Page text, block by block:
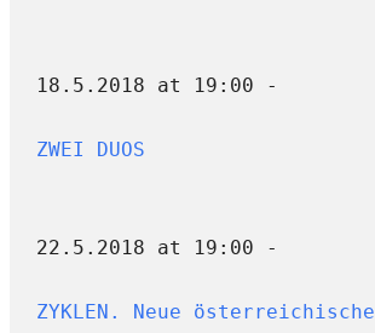
18.5.2018 at 19:00 -
ZWEI DUOS
22.5.2018 at 19:00 -
ZYKLEN. Neue österreichische